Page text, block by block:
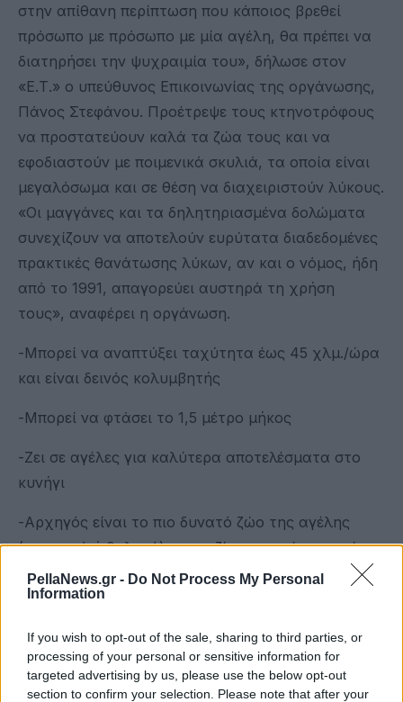
PellaNews.gr - Do Not Process My Personal
Information
If you wish to opt-out of the sale, sharing to third parties, or
processing of your personal or sensitive information for
targeted advertising by us, please use the below opt-out
section to confirm your selection. Please note that after your
στην απίθανη περίπτωση που κάποιος βρεθεί
πρόσωπο με πρόσωπο με μία αγέλη, θα πρέπει να
διατηρήσει την ψυχραιμία του», δήλωσε στον
«Ε.Τ.» ο υπεύθυνος Επικοινωνίας της οργάνωσης,
Πάνος Στεφάνου. Προέτρεψε τους κτηνοτρόφους
να προστατεύουν καλά τα ζώα τους και να
εφοδιαστούν με ποιμενικά σκυλιά, τα οποία είναι
μεγαλόσωμα και σε θέση να διαχειριστούν λύκους.
«Οι μαγγάνες και τα δηλητηριασμένα δολώματα
συνεχίζουν να αποτελούν ευρύτατα διαδεδομένες
πρακτικές θανάτωσης λύκων, αν και ο νόμος, ήδη
από το 1991, απαγορεύει αυστηρά τη χρήση
τους», αναφέρει η οργάνωση.
-Μπορεί να αναπτύξει ταχύτητα έως 45 χλμ./ώρα
και είναι δεινός κολυμβητής
-Μπορεί να φτάσει το 1,5 μέτρο μήκος
-Ζει σε αγέλες για καλύτερα αποτελέσματα στο
κυνήγι
-Αρχηγός είναι το πιο δυνατό ζώο της αγέλης
(αρσενικό ή θηλυκό) και μαζί με το ταίρι του είναι
το αναπαραγωγικό ζευγάρι της αγέλης
φυτοφάγα ζώα, αλλά σε περίπτωση που αυτά
εκλείπουν στρέφεται σε μικρότερα ζώα,
κτηνοτροφικά, ή ακόμα και σε ανθρωπογενείς